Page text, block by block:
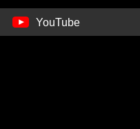
YouTube